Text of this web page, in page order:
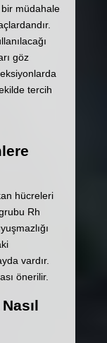
bir müdahale
göz
tercih
hücreleri
Rh
vardır.
önerilir.